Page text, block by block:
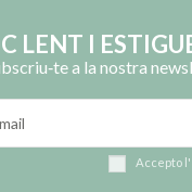
LENT I
a la nostra
Accepto l'